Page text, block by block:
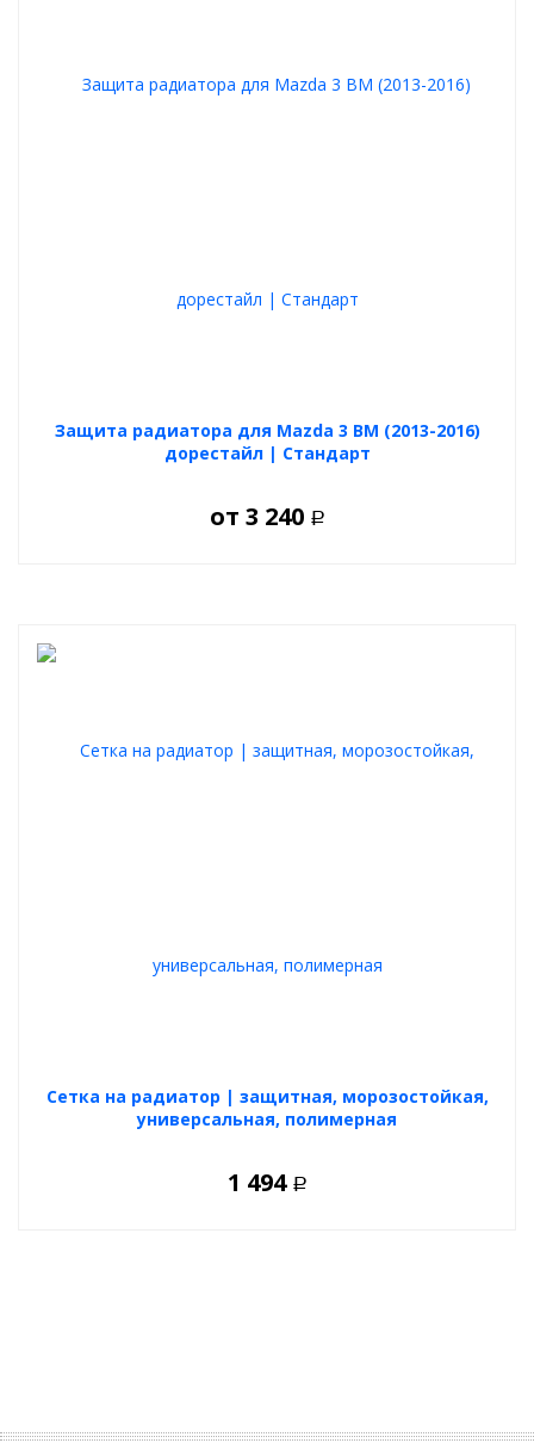
Защита радиатора для Mazda 3 BM (2013-2016)
дорестайл | Стандарт
от 3 240 Р
Cетка на радиатор | защитная, морозостойкая,
универсальная, полимерная
1 494 Р